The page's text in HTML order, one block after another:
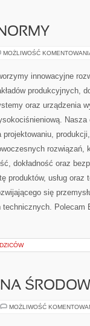
MOŻLIWOŚĆ
innowacyjne
produkcyjnych,
oraz urządzenia
Nasza
projektowaniu,
rozwiązań,
dokładność oraz
produktów, usług oraz
się
Polecam
MOŻLIWOŚĆ